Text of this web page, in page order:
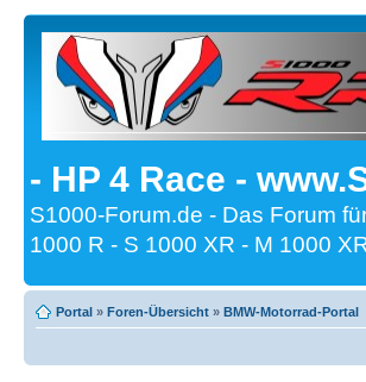
- HP 4 Race -
S1000-Forum.de - Das Forum
1000 R - S 1000 XR - M 1000
Portal » Foren-Übersicht » BMW-Motorrad-Portal